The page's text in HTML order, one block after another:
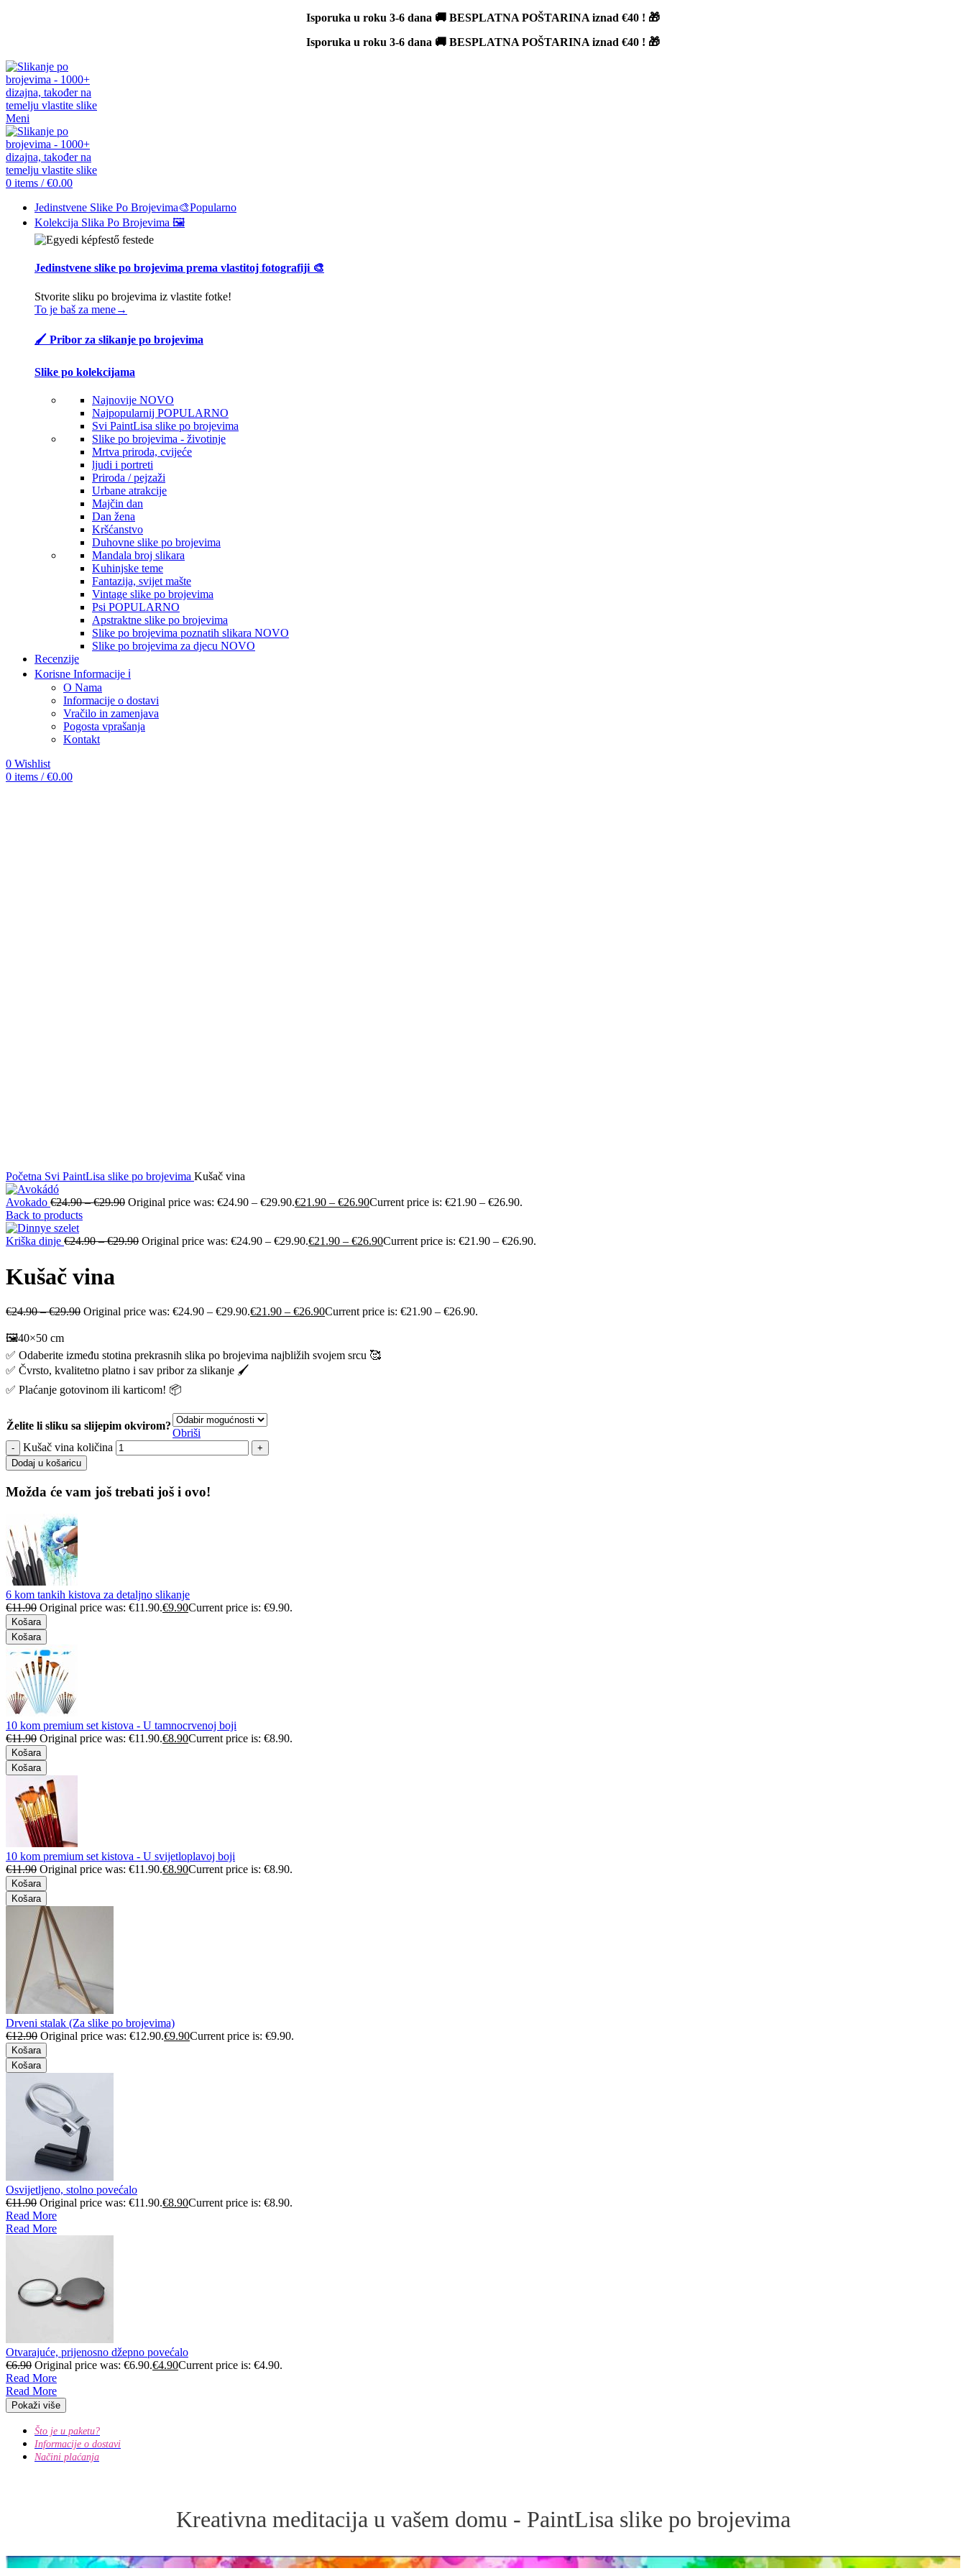
Isporuka u roku 3-6 dana 🚚 BESPLATNA POŠTARINA iznad €40 ! 🎁
Isporuka u roku 3-6 dana 🚚 BESPLATNA POŠTARINA iznad €40 ! 🎁
Meni
0 items / €0.00
Jedinstvene Slike Po Brojevima🎨Popularno
Kolekcija Slika Po Brojevima 🖼️
Jedinstvene slike po brojevima prema vlastitoj fotografiji 🎨
Stvorite sliku po brojevima iz vlastite fotke!
To je baš za mene→
🖌️ Pribor za slikanje po brojevima
Slike po kolekcijama
Najnovije NOVO
Najpopularnij POPULARNO
Svi PaintLisa slike po brojevima
Slike po brojevima - životinje
Mrtva priroda, cvijeće
ljudi i portreti
Priroda / pejzaži
Urbane atrakcije
Majčin dan
Dan žena
Kršćanstvo
Duhovne slike po brojevima
Mandala broj slikara
Kuhinjske teme
Fantazija, svijet mašte
Vintage slike po brojevima
Psi POPULARNO
Apstraktne slike po brojevima
Slike po brojevima poznatih slikara NOVO
Slike po brojevima za djecu NOVO
Recenzije
Korisne Informacije ℹ️
O Nama
Informacije o dostavi
Vračilo in zamenjava
Pogosta vprašanja
Kontakt
0 Wishlist
0 items / €0.00
Početna Svi PaintLisa slike po brojevima Kušač vina
Avokado €24.90–€29.90 Original price was: €24.90 – €29.90.€21.90 – €26.90Current price is: €21.90 – €26.90.
Back to products
Kriška dinje €24.90–€29.90 Original price was: €24.90 – €29.90.€21.90 – €26.90Current price is: €21.90 – €26.90.
Kušač vina
€24.90–€29.90 Original price was: €24.90 – €29.90.€21.90 – €26.90Current price is: €21.90 – €26.90.
🖼️40×50 cm
✅ Odaberite između stotina prekrasnih slika po brojevima najbližih svojem srcu 🥰
✅ Čvrsto, kvalitetno platno i sav pribor za slikanje 🖌️
✅ Plaćanje gotovinom ili karticom! 📦
Želite li sliku sa slijepim okvirom?
Obriši
Kušač vina količina
Dodaj u košaricu
Možda će vam još trebati još i ovo!
6 kom tankih kistova za detaljno slikanje
€11.90 Original price was: €11.90.€9.90Current price is: €9.90.
Košara
Košara
10 kom premium set kistova - U tamnocrvenoj boji
€11.90 Original price was: €11.90.€8.90Current price is: €8.90.
Košara
Košara
10 kom premium set kistova - U svijetloplavoj boji
€11.90 Original price was: €11.90.€8.90Current price is: €8.90.
Košara
Košara
Drveni stalak (Za slike po brojevima)
€12.90 Original price was: €12.90.€9.90Current price is: €9.90.
Košara
Košara
Osvijetljeno, stolno povećalo
€11.90 Original price was: €11.90.€8.90Current price is: €8.90.
Read More
Read More
Otvarajuće, prijenosno džepno povećalo
€6.90 Original price was: €6.90.€4.90Current price is: €4.90.
Read More
Read More
Pokaži više
Što je u paketu?
Informacije o dostavi
Načini plaćanja
Kreativna meditacija u vašem domu - PaintLisa slike po brojevima